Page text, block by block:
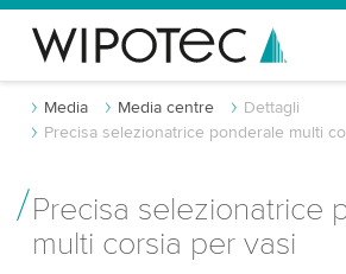
Media Media centre
Dettagli
Precisa selezionatrice ponderale multi
Precisa selezionatrice
multi corsia per vasi